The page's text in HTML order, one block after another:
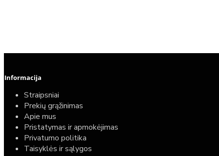
Informacija
Straipsniai
Prekių grąžinimas
Apie mus
Pristatymas ir apmokėjimas
Privatumo politika
Taisyklės ir sąlygos